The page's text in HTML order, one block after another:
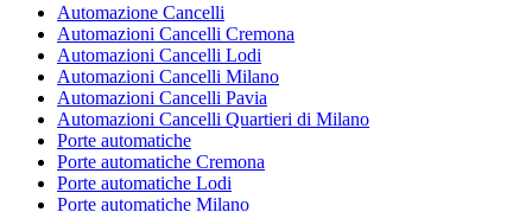
Automazione Cancelli
Automazioni Cancelli Cremona
Automazioni Cancelli Lodi
Automazioni Cancelli Milano
Automazioni Cancelli Pavia
Automazioni Cancelli Quartieri di Milano
Porte automatiche
Porte automatiche Cremona
Porte automatiche Lodi
Porte automatiche Milano